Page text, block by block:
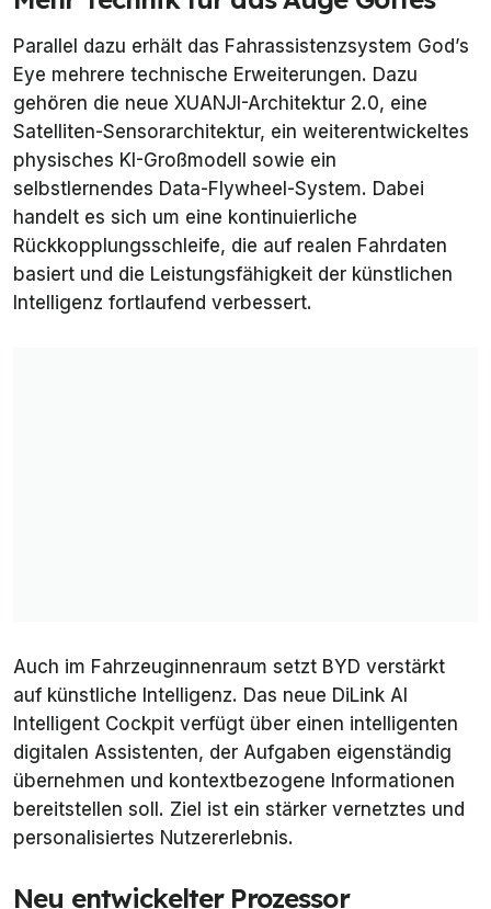
Parallel dazu erhält das Fahrassistenzsystem God’s
Eye mehrere technische Erweiterungen. Dazu
gehören die neue XUANJI-Architektur 2.0, eine
Satelliten-Sensorarchitektur, ein weiterentwickeltes
physisches KI-Großmodell sowie ein
selbstlernendes Data-Flywheel-System. Dabei
handelt es sich um eine kontinuierliche
Rückkopplungsschleife, die auf realen Fahrdaten
basiert und die Leistungsfähigkeit der künstlichen
Intelligenz fortlaufend verbessert.
Auch im Fahrzeuginnenraum setzt BYD verstärkt
auf künstliche Intelligenz. Das neue DiLink AI
Intelligent Cockpit verfügt über einen intelligenten
digitalen Assistenten, der Aufgaben eigenständig
übernehmen und kontextbezogene Informationen
bereitstellen soll. Ziel ist ein stärker vernetztes und
personalisiertes Nutzererlebnis.
Neu entwickelter Prozessor